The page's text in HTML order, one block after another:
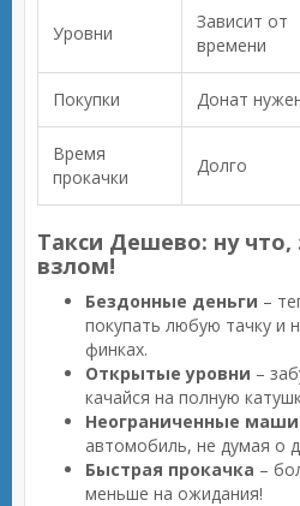
Уровни
Зависит от
времени
Покупки Донат
Время
прокачки
Долго
Такси Дешево: ну
взлом!
Бездонные деньги –
покупать любую тачку и
финках.
Открытые уровни –
качайся на полную
Неограниченные
автомобиль, не думая о
Быстрая прокачка –
меньше на ожидания!